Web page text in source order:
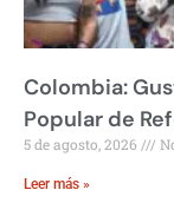
Colombia:
Popular de
5 de agosto, 2026
Leer más »